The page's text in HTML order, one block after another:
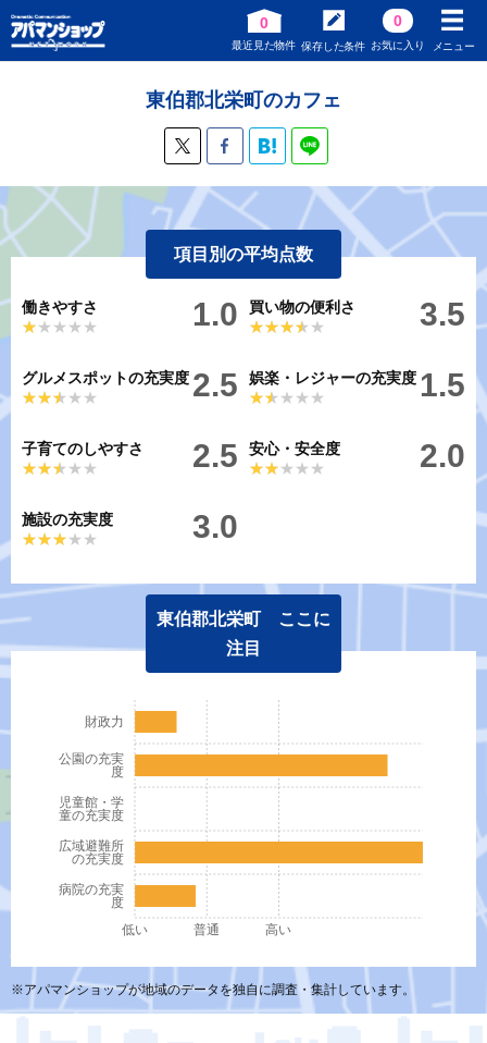
0
最近見た物件 保存した条件
0
お気に入り メニュー
東伯郡北栄町のカフェ
項目別の平均点数
働きやすさ
★★★★★
★★★★★ 1.0
買い物の便利さ
★★★★★
★★★★★ 3.5
グルメスポットの充実度
★★★★★
★★★★★ 2.5
娯楽・レジャーの充実度
★★★★★
★★★★★ 1.5
子育てのしやすさ
★★★★★
★★★★★ 2.5
安心・安全度
★★★★★
★★★★★ 2.0
施設の充実度
★★★★★
★★★★★ 3.0
東伯郡北栄町 ここに
注目
病院の充実
度
広域避難所
の充実度
児童館・学
童の充実度
公園の充実
度
財政力
低い 普通 高い
※アパマンショップが地域のデータを独自に調査・集計しています。